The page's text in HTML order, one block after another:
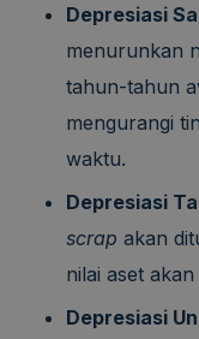
Depresiasi
menurunkan
tahun-tahun
mengurangi
waktu.
Depresiasi
scrap akan
nilai aset
Depresiasi